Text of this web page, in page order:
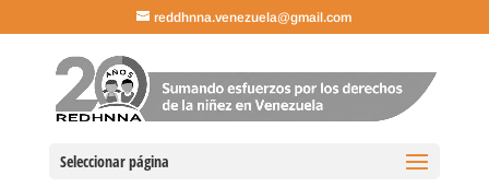
reddhnna.venezuela@gmail.com
Seleccionar página